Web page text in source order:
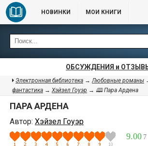
НОВИНКИ МОИ КНИГИ
ОБСУЖДЕНИЯ и
Электронная библиотека →Любовные романы
фантастика → Хэйзел Гоуэр → 🕮 Пара Ардена
ПАРА АРДЕНА
Автор: Хэйзел Гоуэр
9.00 7